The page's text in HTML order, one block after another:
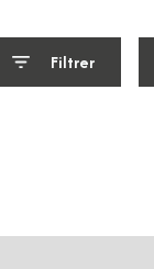
Filtrer